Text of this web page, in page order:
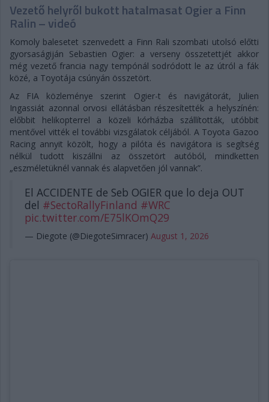
Vezető helyről bukott hatalmasat Ogier a Finn
Ralin – videó
Komoly balesetet szenvedett a Finn Rali szombati utolsó előtti
gyorsaságiján Sebastien Ogier: a verseny összetettjét akkor
még vezető francia nagy tempónál sodródott le az útról a fák
közé, a Toyotája csúnyán összetört.
Az FIA közleménye szerint Ogier-t és navigátorát, Julien
Ingassiát azonnal orvosi ellátásban részesítették a helyszínén:
előbbit helikopterrel a közeli kórházba szállították, utóbbit
mentővel vitték el további vizsgálatok céljából. A Toyota Gazoo
Racing annyit közölt, hogy a pilóta és navigátora is segítség
nélkül tudott kiszállni az összetört autóból, mindketten
„eszméletüknél vannak és alapvetően jól vannak”.
El ACCIDENTE de Seb OGIER que lo deja OUT
del #SectoRallyFinland #WRC
pic.twitter.com/E75lKOmQ29
— Diegote (@DiegoteSimracer) August 1, 2026